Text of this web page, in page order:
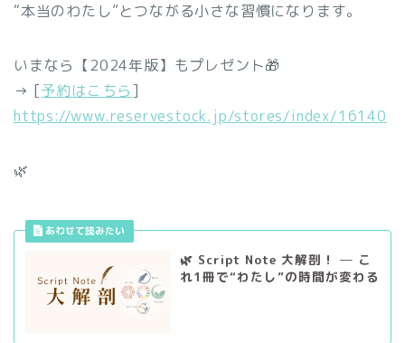
“本当のわたし”とつながる小さな習慣になります。
いまなら【2024年版】もプレゼント🎁
→ [予約はこちら]
https://www.reservestock.jp/stores/index/16140
🌿
🌿 Script Note 大解剖！ ─ こ
れ1冊で“わたし”の時間が変わる